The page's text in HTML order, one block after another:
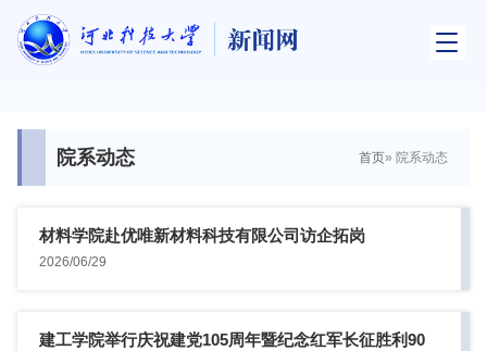
院系动态 首页» 院系动态
材料学院赴优唯新材料科技有限公司访企拓岗
2026/06/29
建工学院举行庆祝建党105周年暨纪念红军长征胜利90